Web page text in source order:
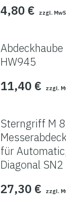
4,80 € zzgl.
HW945
11,40 € zzgl.
Sterngriff M
für
Diagonal SN2
27,30 € zzgl.